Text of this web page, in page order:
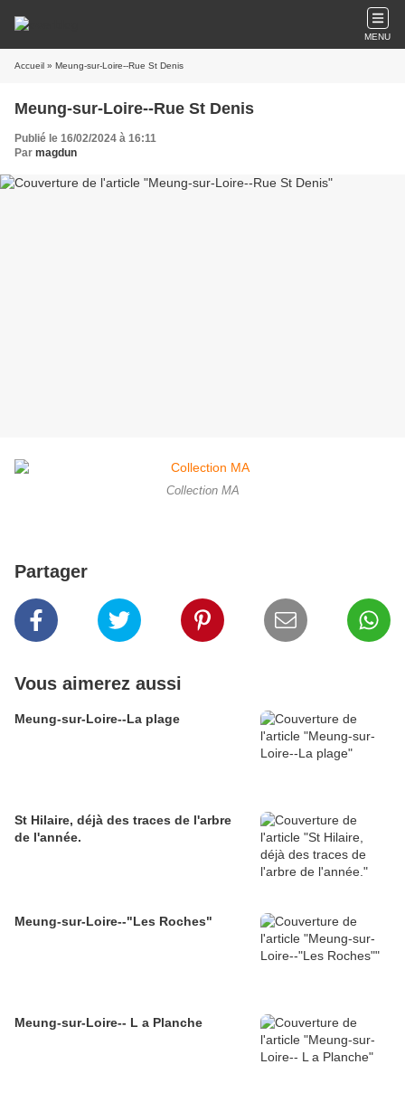
MENU
Accueil » Meung-sur-Loire--Rue St Denis
Meung-sur-Loire--Rue St Denis
Publié le 16/02/2024 à 16:11
Par magdun
Collection MA
Partager
Vous aimerez aussi
Meung-sur-Loire--La plage
St Hilaire, déjà des traces de l'arbre
de l'année.
Meung-sur-Loire--"Les Roches"
Meung-sur-Loire-- L a Planche